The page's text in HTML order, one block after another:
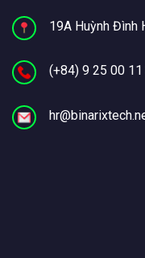
19A Huỳnh Đình
(+84) 9 25 00